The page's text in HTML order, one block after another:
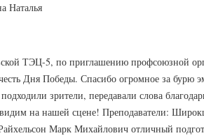
Наталья
ТЭЦ-5, по приглашению профсоюзной
Дня Победы. Спасибо огромное за бурю
зрители, передавали слова
на нашей сцене! Преподаватели:
Марк Михайлович отличный